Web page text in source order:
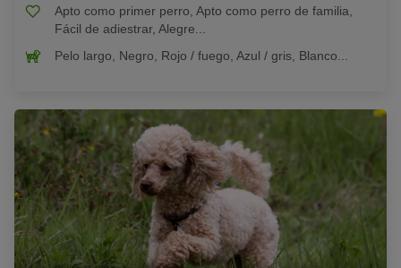
Apto como primer perro, Apto como perro de familia,
Fácil de adiestrar, Alegre...
Pelo largo, Negro, Rojo / fuego, Azul / gris, Blanco...